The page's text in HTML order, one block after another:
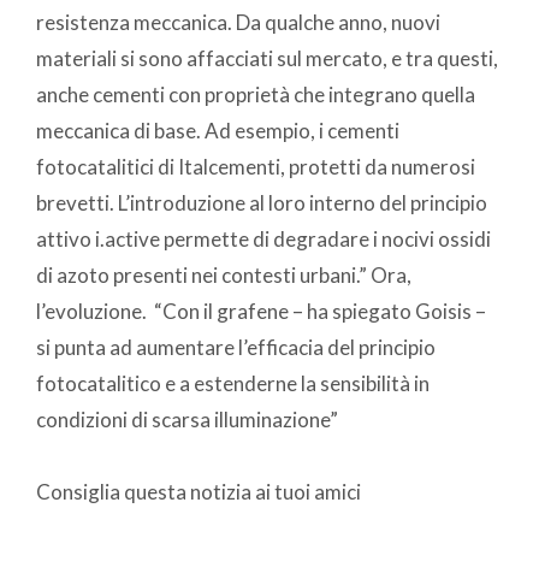
resistenza meccanica. Da qualche anno, nuovi
materiali si sono affacciati sul mercato, e tra questi,
anche cementi con proprietà che integrano quella
meccanica di base. Ad esempio, i cementi
fotocatalitici di Italcementi, protetti da numerosi
brevetti. L’introduzione al loro interno del principio
attivo i.active permette di degradare i nocivi ossidi
di azoto presenti nei contesti urbani.” Ora,
l’evoluzione. “Con il grafene – ha spiegato Goisis –
si punta ad aumentare l’efficacia del principio
fotocatalitico e a estenderne la sensibilità in
condizioni di scarsa illuminazione”
Consiglia questa notizia ai tuoi amici